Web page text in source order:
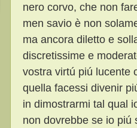
nero corvo, che non
men savio è non
ma ancora diletto e
discretissime e
vostra virtú piú lucente
quella facessi divenir
in dimostrarmi tal qual
non dovrebbe se io